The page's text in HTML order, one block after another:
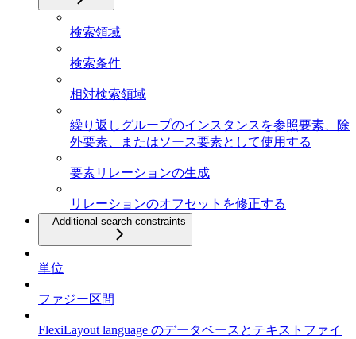
検索領域
検索条件
相対検索領域
繰り返しグループのインスタンスを参照要素、除
外要素、またはソース要素として使用する
要素リレーションの生成
リレーションのオフセットを修正する
Additional search constraints
単位
ファジー区間
FlexiLayout language のデータベースとテキストファイ